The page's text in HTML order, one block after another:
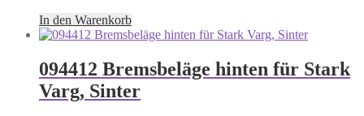
In den Warenkorb
094412 Bremsbeläge hinten für Stark
Varg, Sinter